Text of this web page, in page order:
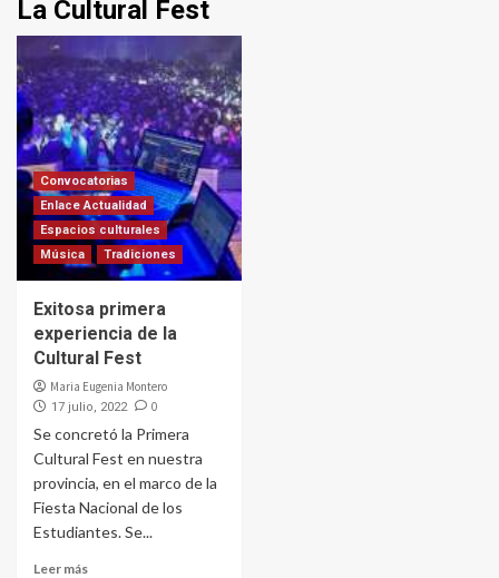
La Cultural Fest
Convocatorias
Enlace Actualidad
Espacios culturales
Música
Tradiciones
Exitosa primera
experiencia de la
Cultural Fest
Maria Eugenia Montero
17 julio, 2022 0
Se concretó la Primera
Cultural Fest en nuestra
provincia, en el marco de la
Fiesta Nacional de los
Estudiantes. Se...
Leer más